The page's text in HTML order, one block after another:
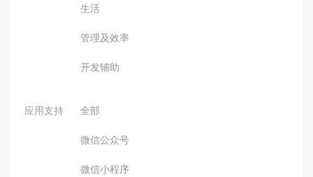
生活
管理及效率
开发辅助
应用支持 全部
微信公众号
微信小程序